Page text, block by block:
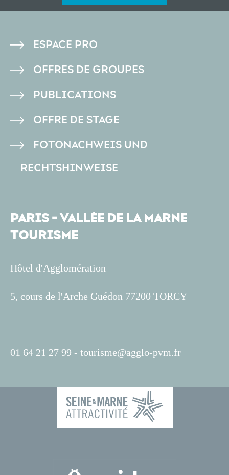
PIED
DE
ESPACE PRO
OFFRES DE GROUPES
PUBLICATIONS
OFFRE DE STAGE
FOTONACHWEIS UND
RECHTSHINWEISE
PARIS - VALLÉE DE LA MARNE
TOURISME
Hôtel d'Agglomération
5, cours de l'Arche Guédon 77200 TORCY
01 64 21 27 99 - tourisme@agglo-pvm.fr